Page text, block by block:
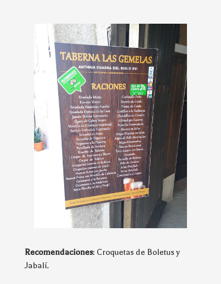
Recomendaciones: Croquetas de Boletus y
Jabalí.